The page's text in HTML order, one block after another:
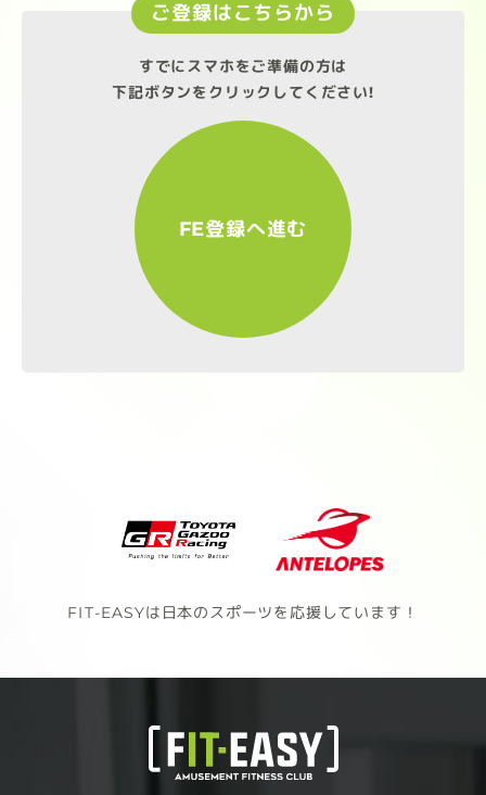
ご登録はこちらから
すでにスマホをご準備の方は
下記ボタンをクリックしてください!
FE登録へ進む
FIT-EASYは日本のスポーツを応援しています！